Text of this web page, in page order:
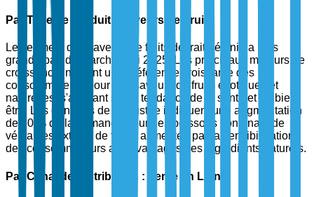
Par Type de Produit : Saveurs de Fruits
Le segment des saveurs de fruits devrait détenir la plus
grande part de marché d'ici 2025. Les principaux moteurs de
croissance incluent une préférence croissante des
consommateurs pour des saveurs de fruits exotiques et
naturelles, s'alignant sur la tendance de la santé et du bien-
être. Les données de l'industrie indiquent une augmentation
de 30 % de la demande pour des boissons contenant de
véritables extraits de fruits, alimentée par la sensibilisation
des consommateurs aux avantages des ingrédients naturels.
Par Canal de Distribution : Vente en Ligne